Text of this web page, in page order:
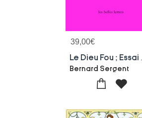
39,00€
Bernard Sergent